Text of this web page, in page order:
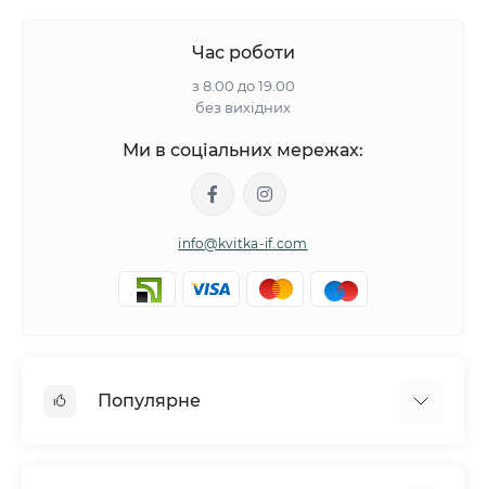
Час роботи
з 8.00 до 19.00
без вихідних
Ми в соціальних мережах:
info@kvitka-if.com
Популярне